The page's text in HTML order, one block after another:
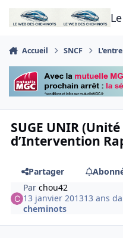
Aller au contenu
Accueil SNCF
SUGE UNIR
d’Intervention
Partager
Parchou42
13 janvier 201313 ans
cheminots